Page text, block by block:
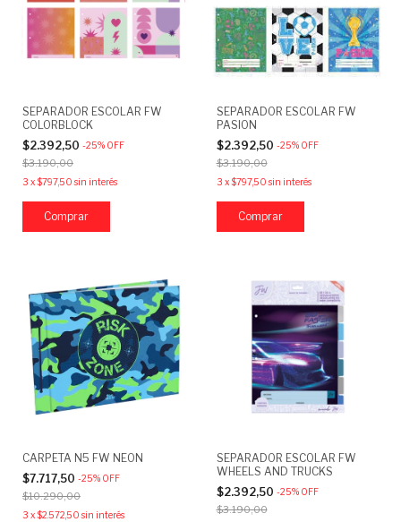
SEPARADOR ESCOLAR FW
COLORBLOCK
$2.392,50 -25% OFF
$3.190,00
3 x$797,50 sin interés
SEPARADOR ESCOLAR FW
PASION
$2.392,50 -25% OFF
$3.190,00
3 x$797,50 sin interés
CARPETA N5 FW NEON
$7.717,50 -25% OFF
$10.290,00
3 x$2.572,50 sin interés
SEPARADOR ESCOLAR FW
WHEELS AND TRUCKS
$2.392,50 -25% OFF
$3.190,00